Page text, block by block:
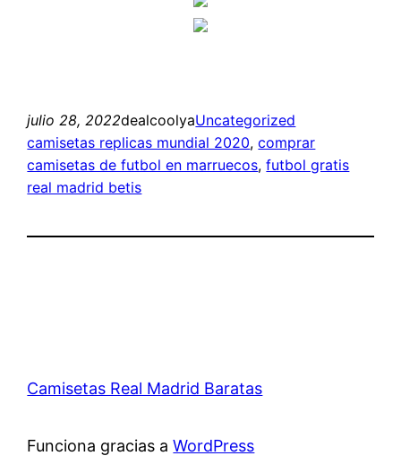
julio 28, 2022dealcoolyaUncategorized
camisetas replicas mundial 2020, comprar
camisetas de futbol en marruecos, futbol gratis
real madrid betis
Camisetas Real Madrid Baratas
Funciona gracias aWordPress